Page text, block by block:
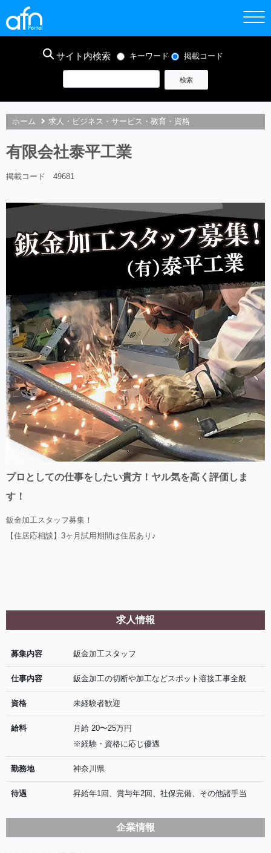
サイト内検索 キーワード 掲載コード
ホーム 求人・ビジネス・サービス・教育・資格
有限会社泰平工業
掲載コード 49681
プロとしての仕事をしたい貴方！ヤル気を高く評価しま
す！
鈑金加工スタッフ募集！
【住居応相談】3ヶ月試用期間は住居あり♪
求人情報
募集内容 鈑金加工スタッフ
仕事内容 鈑金加工の切断や加工などスポット溶接工事全般
資格 未経験者歓迎
給料
月給 20〜25万円
※経験・資格に応じ優遇
勤務地 神奈川県
待遇 昇給年1回、賞与年2回、社保完備、その他諸手当
企業情報